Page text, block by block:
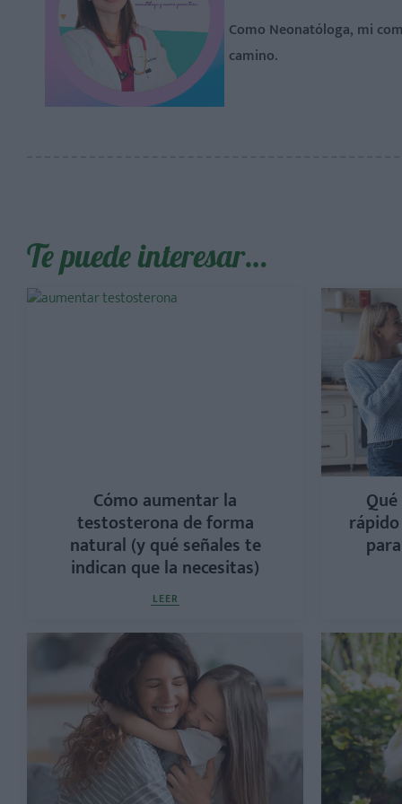
Como Neonatóloga, mi
camino.
Te puede interesar…
Cómo aumentar la
testosterona de forma
natural (y qué señales te
indican que la necesitas)
LEER